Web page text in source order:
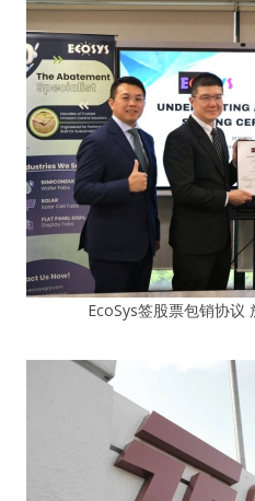
EcoSys签股票包销协议